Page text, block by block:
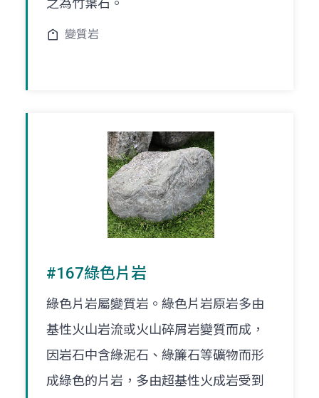
之為竹葉石。
變質岩
#167綠色片岩
綠色片岩屬變質岩。綠色片岩原岩多由
基性火山岩流或火山碎屑岩變質而成，
因岩石中含綠泥石、綠簾石等礦物而形
成綠色的片岩，多由超基性火成岩受到